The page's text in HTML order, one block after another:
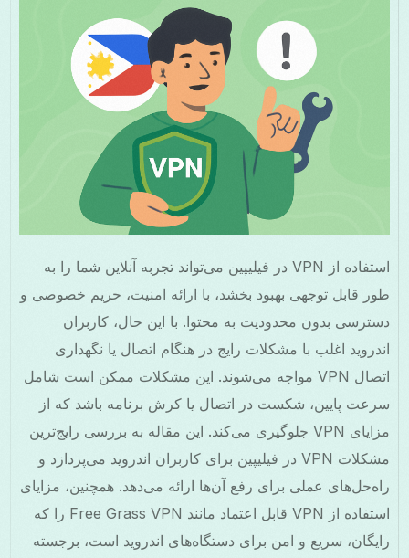
استفاده از VPN در فیلیپین می‌تواند تجربه آنلاین شما را به
طور قابل توجهی بهبود بخشد، با ارائه امنیت، حریم خصوصی و
دسترسی بدون محدودیت به محتوا. با این حال، کاربران
اندروید اغلب با مشکلات رایج در هنگام اتصال یا نگهداری
اتصال VPN مواجه می‌شوند. این مشکلات ممکن است شامل
سرعت پایین، شکست در اتصال یا کرش برنامه باشد که از
مزایای VPN جلوگیری می‌کند. این مقاله به بررسی رایج‌ترین
مشکلات VPN در فیلیپین برای کاربران اندروید می‌پردازد و
راه‌حل‌های عملی برای رفع آن‌ها ارائه می‌دهد. همچنین، مزایای
استفاده از VPN قابل اعتماد مانند Free Grass VPN را که
رایگان، سریع و امن برای دستگاه‌های اندروید است، برجسته